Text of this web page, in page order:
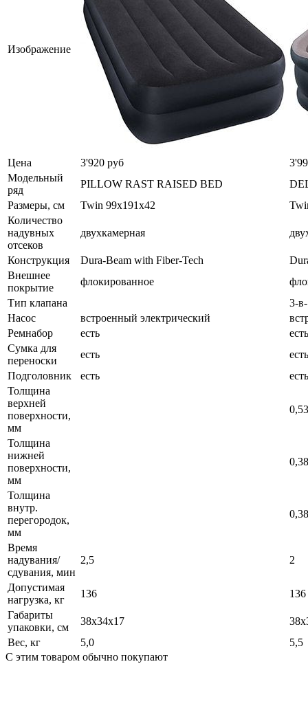
Изображение
Цена 3'920 руб
Модельный
ряд
PILLOW RAST RAISED BED
Размеры, см
Twin 99x191x42
Количество
надувных
отсеков
двухкамерная
Конструкция Dura-Beam with Fiber-Tech
Внешнее
покрытие
флокированное
Тип клапана
3-
Насос
встроенный электрический
Ремнабор
есть
есть
Сумка для
переноски
есть
есть
Подголовник
есть
есть
Толщина
верхней
поверхности,
мм
0,53
Толщина
нижней
поверхности,
мм
0,38
Толщина
внутр.
перегородок,
мм
0,38
Время
надувания/
сдувания, мин
2,5 2
Допустимая
нагрузка, кг
136
136
Габариты
упаковки, см
38х34х17
Вес, кг
5,0
5,5
С этим товаром обычно покупают